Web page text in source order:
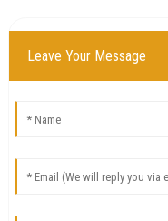
Leave Your Message